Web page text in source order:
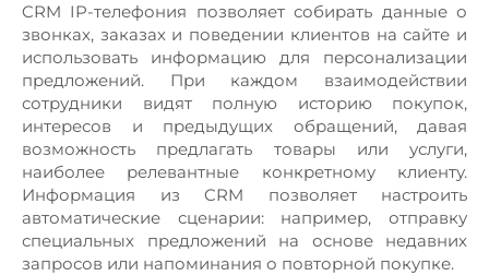
CRM IP-телефония позволяет собирать данные о
звонках, заказах и поведении клиентов на сайте и
использовать информацию для персонализации
предложений. При каждом взаимодействии
сотрудники видят полную историю покупок,
интересов и предыдущих обращений, давая
возможность предлагать товары или услуги,
наиболее релевантные конкретному клиенту.
Информация из CRM позволяет настроить
автоматические сценарии: например, отправку
специальных предложений на основе недавних
запросов или напоминания о повторной покупке.